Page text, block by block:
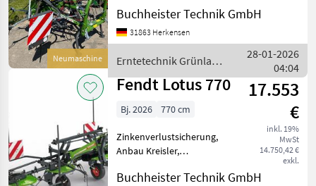
Neumaschine
4, integrierte
Grenzstreueinrichtung,
Hydraulische Klappung,
Arbeitsbreite: 5, 20 m
Kreisel: 4 Zinke
Buchheister Technik GmbH
31863 Herkensen
Erntetechnik Grünland
/ Fendt
28-01-2026
04:04
Fendt Lotus 770
17.553
€
inkl. 19%
MwSt
14.750,42 €
exkl.
Bj. 2026 770 cm
Zinkenverlustsicherung,
Anbau Kreisler,
6, Hydraulische Klappung,
Buchheister Technik GmbH